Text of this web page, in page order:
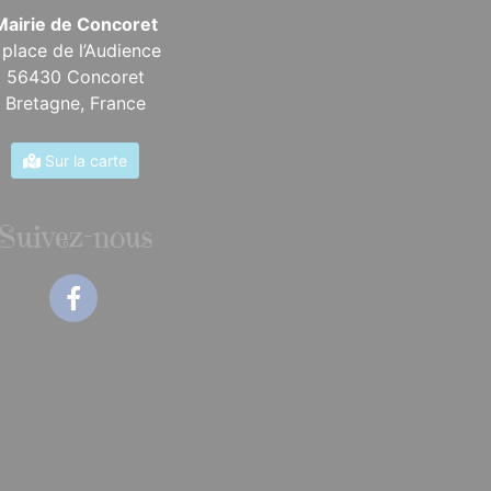
de Concoret
place de l’Audience
56430 Concoret
Bretagne, France
Sur la carte
Suivez-nous